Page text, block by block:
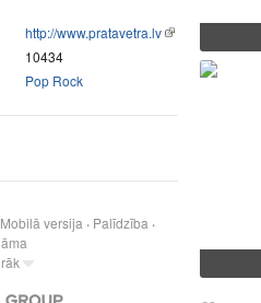
http://www.pratavetra.lv
10434
Pop Rock
Mobilā versija
Palīdzība